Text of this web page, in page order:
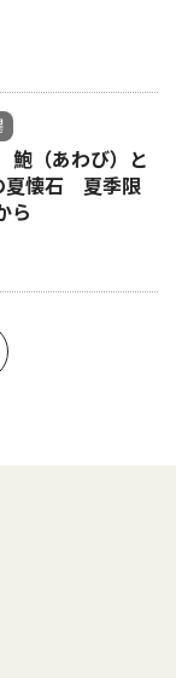
（あわび）と
夏懐石 夏季限
ら